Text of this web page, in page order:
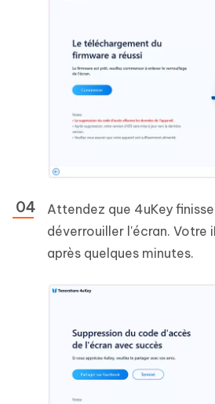
Attendez que 4uKey
déverrouiller l'écran. Votre
après quelques minutes.